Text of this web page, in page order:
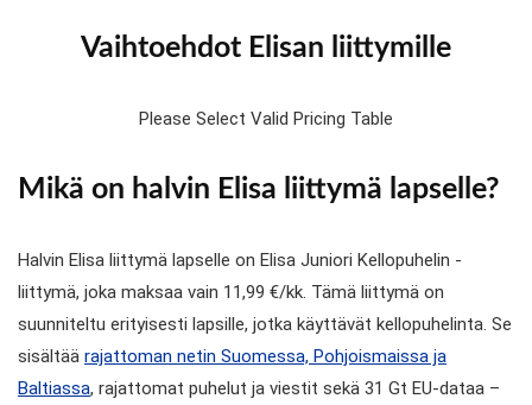
Vaihtoehdot Elisan liittymille
Please Select Valid Pricing Table
Mikä on halvin Elisa liittymä lapselle?
Halvin Elisa liittymä lapselle on Elisa Juniori Kellopuhelin -
liittymä, joka maksaa vain 11,99 €/kk. Tämä liittymä on
suunniteltu erityisesti lapsille, jotka käyttävät kellopuhelinta. Se
sisältää rajattoman netin Suomessa, Pohjoismaissa ja
Baltiassa, rajattomat puhelut ja viestit sekä 31 Gt EU-dataa –